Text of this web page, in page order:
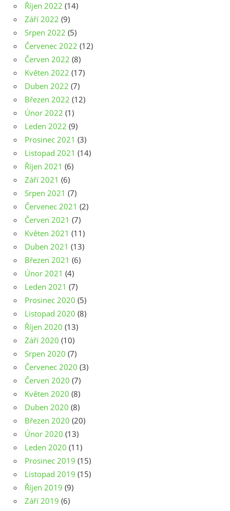
Říjen 2022 (14)
Září 2022 (9)
Srpen 2022 (5)
Červenec 2022 (12)
Červen 2022 (8)
Květen 2022 (17)
Duben 2022 (7)
Březen 2022 (12)
Únor 2022 (1)
Leden 2022 (9)
Prosinec 2021 (3)
Listopad 2021 (14)
Říjen 2021 (6)
Září 2021 (6)
Srpen 2021 (7)
Červenec 2021 (2)
Červen 2021 (7)
Květen 2021 (11)
Duben 2021 (13)
Březen 2021 (6)
Únor 2021 (4)
Leden 2021 (7)
Prosinec 2020 (5)
Listopad 2020 (8)
Říjen 2020 (13)
Září 2020 (10)
Srpen 2020 (7)
Červenec 2020 (3)
Červen 2020 (7)
Květen 2020 (8)
Duben 2020 (8)
Březen 2020 (20)
Únor 2020 (13)
Leden 2020 (11)
Prosinec 2019 (15)
Listopad 2019 (15)
Říjen 2019 (9)
Září 2019 (6)